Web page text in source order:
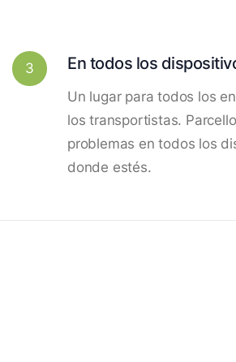
3 En todos los
Un lugar para todos los
los transportistas.
problemas en todos los
donde estés.